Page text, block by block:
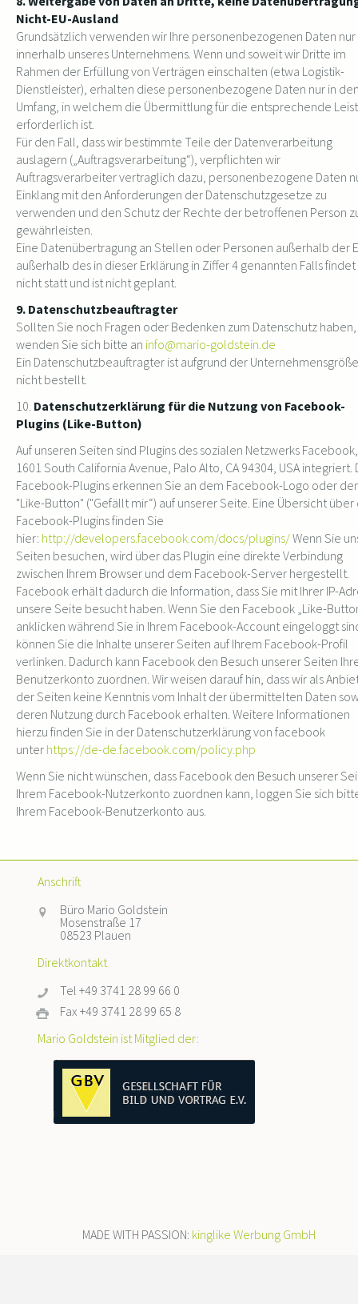
Nicht-EU-Ausland
Grundsätzlich verwenden wir Ihre personenbezogenen Daten nur
innerhalb unseres Unternehmens. Wenn und soweit wir Dritte im
Rahmen der Erfüllung von Verträgen einschalten (etwa Logistik-
Dienstleister), erhalten diese personenbezogene Daten nur in
Umfang, in welchem die Übermittlung für die entsprechende
erforderlich ist.
Für den Fall, dass wir bestimmte Teile der Datenverarbeitung
auslagern („Auftragsverarbeitung“), verpflichten wir
Auftragsverarbeiter vertraglich dazu, personenbezogene Daten
Einklang mit den Anforderungen der Datenschutzgesetze zu
verwenden und den Schutz der Rechte der betroffenen Person
gewährleisten.
Eine Datenübertragung an Stellen oder Personen außerhalb der
außerhalb des in dieser Erklärung in Ziffer 4 genannten Falls findet
nicht statt und ist nicht geplant.
9. Datenschutzbeauftragter
Sollten Sie noch Fragen oder Bedenken zum Datenschutz
wenden Sie sich bitte an info@mario-goldstein.de
Ein Datenschutzbeauftragter ist aufgrund der Unternehmensgröße
nicht bestellt.
10. Datenschutzerklärung für die Nutzung von Facebook-
Plugins (Like-Button)
Auf unseren Seiten sind Plugins des sozialen Netzwerks Facebook,
1601 South California Avenue, Palo Alto, CA 94304, USA integriert.
Facebook-Plugins erkennen Sie an dem Facebook-Logo oder
"Like-Button" ("Gefällt mir“) auf unserer Seite. Eine Übersicht über
Facebook-Plugins finden Sie
hier: http://developers.facebook.com/docs/plugins/Wenn Sie
Seiten besuchen, wird über das Plugin eine direkte Verbindung
zwischen Ihrem Browser und dem Facebook-Server hergestellt.
Facebook erhält dadurch die Information, dass Sie mit Ihrer IP-
unsere Seite besucht haben. Wenn Sie den Facebook „Like-
anklicken während Sie in Ihrem Facebook-Account eingeloggt
können Sie die Inhalte unserer Seiten auf Ihrem Facebook-Profil
verlinken. Dadurch kann Facebook den Besuch unserer Seiten
Benutzerkonto zuordnen. Wir weisen darauf hin, dass wir als
der Seiten keine Kenntnis vom Inhalt der übermittelten Daten
deren Nutzung durch Facebook erhalten. Weitere Informationen
hierzu finden Sie in der Datenschutzerklärung von facebook
unter https://de-de.facebook.com/policy.php
Wenn Sie nicht wünschen, dass Facebook den Besuch unserer
Ihrem Facebook-Nutzerkonto zuordnen kann, loggen Sie sich
Ihrem Facebook-Benutzerkonto aus.
Anschrift
Büro Mario Goldstein
Mosenstraße 17
08523 Plauen
Direktkontakt
Tel +49 3741 28 99 66 0
Fax +49 3741 28 99 65 8
Mario Goldstein ist Mitglied der:
MADE WITH PASSION: kinglike Werbung GmbH